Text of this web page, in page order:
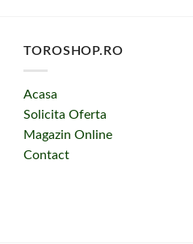
TOROSHOP.RO
Acasa
Solicita Oferta
Magazin Online
Contact